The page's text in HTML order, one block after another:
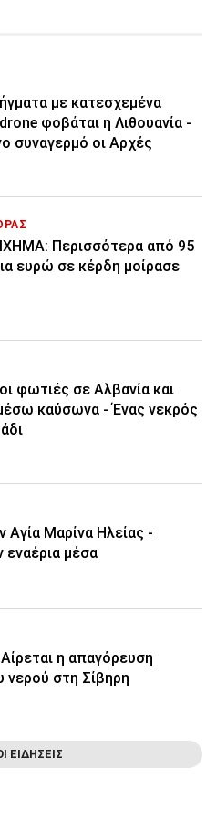
με κατεσχεμένα
φοβάται η Λιθουανία -
συναγερμό οι Αρχές
Περισσότερα από 95
ευρώ σε κέρδη μοίρασε
φωτιές σε Αλβανία και
καύσωνα - Ένας νεκρός
Aγία Μαρίνα Ηλείας -
μέσα
η απαγόρευση
νερού στη Σίβηρη
ΕΙΔΗΣΕΙΣ